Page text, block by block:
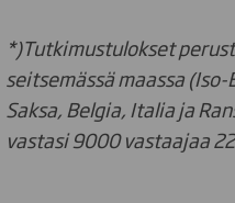
*)Tutkimustulokset
seitsemässä maassa
Saksa, Belgia, Italia ja
vastasi 9000 vastaajaa